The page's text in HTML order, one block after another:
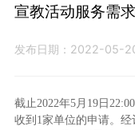
宣教活动服务需
发布日期：2022-05-
截止2022年5月19日
收到1家单位的申请。